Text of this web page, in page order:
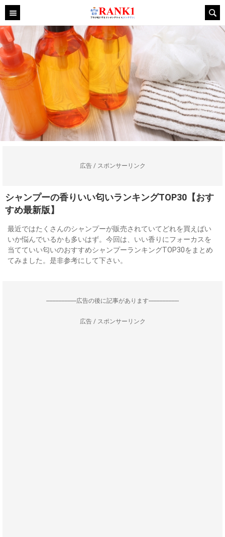
広告 / スポンサーリンク
シャンプーの香りいい匂いランキングTOP30【おす
すめ最新版】
最近ではたくさんのシャンプーが販売されていてどれを買えばい
いか悩んでいるかも多いはず。今回は、いい香りにフォーカスを
当てていい匂いのおすすめシャンプーランキングTOP30をまとめ
てみました。是非参考にして下さい。
--------------------広告の後に記事があります--------------------
広告 / スポンサーリンク